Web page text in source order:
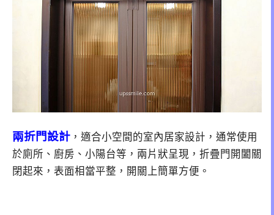
兩折門設計 ，適合小空間的室內居家設計，通常使用
於廁所、廚房、小陽台等，兩片狀呈現，折疊門開闔關
閉起來，表面相當平整，開關上簡單方便。